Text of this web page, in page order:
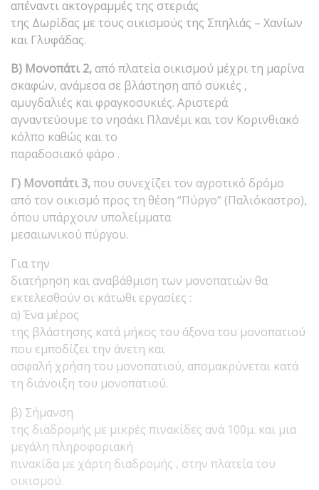
απέναντι ακτογραμμές της στεριάς
της Δωρίδας με τους οικισμούς της Σπηλιάς – Χανίων
και Γλυφάδας.
Β) Μονοπάτι 2, από πλατεία οικισμού μέχρι τη μαρίνα
σκαφών, ανάμεσα σε βλάστηση από συκιές ,
αμυγδαλιές και φραγκοσυκιές. Αριστερά
αγναντεύουμε το νησάκι Πλανέμι και τον Κορινθιακό
κόλπο καθώς και το
παραδοσιακό φάρο .
Γ) Μονοπάτι 3,που συνεχίζει τον αγροτικό δρόμο
από τον οικισμό προς τη θέση “Πύργο” (Παλιόκαστρο),
όπου υπάρχουν υπολείμματα
μεσαιωνικού πύργου.
Για την
διατήρηση και αναβάθμιση των μονοπατιών θα
εκτελεσθούν οι κάτωθι εργασίες :
α) Ένα μέρος
της βλάστησης κατά μήκος του άξονα του μονοπατιού
που εμποδίζει την άνετη και
ασφαλή χρήση του μονοπατιού, απομακρύνεται κατά
τη διάνοιξη του μονοπατιού.
β) Σήμανση
της διαδρομής με μικρές πινακίδες ανά 100μ. και μια
μεγάλη πληροφοριακή
πινακίδα με χάρτη διαδρομής , στην πλατεία του
οικισμού.